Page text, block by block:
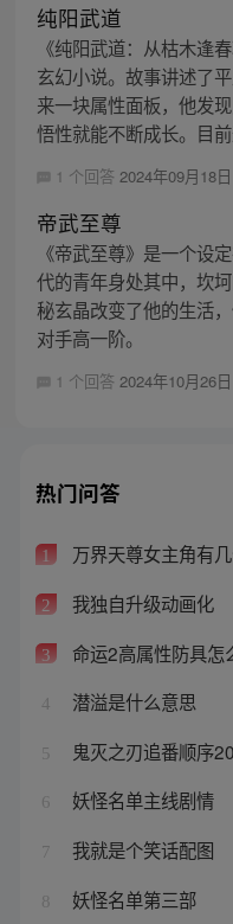
纯阳武道
《纯阳武道：从枯木逢
玄幻小说。故事讲述了
来一块属性面板，他发
悟性就能不断成长。目
1 个回答 2024年09月18
帝武至尊
《帝武至尊》是一个设
代的青年身处其中，坎
秘玄晶改变了他的生活
对手高一阶。
1 个回答 2024年10月26
热门问答
1 万界天尊女主角有
2 我独自升级动画化
3 命运2高属性防具怎
4 潜溢是什么意思
5 鬼灭之刃追番顺序
6 妖怪名单主线剧情
7 我就是个笑话配图
8 妖怪名单第三部